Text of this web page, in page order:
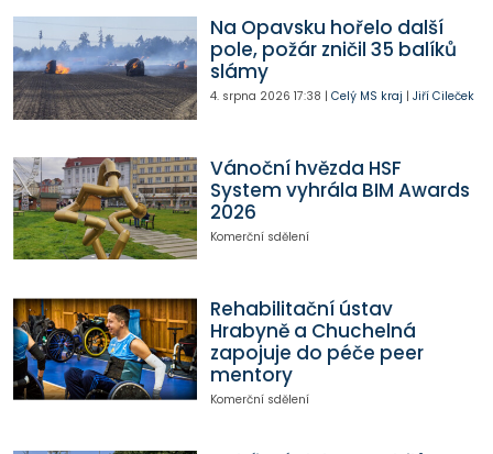
Na Opavsku hořelo další
pole, požár zničil 35 balíků
slámy
4. srpna 2026 17:38 | Celý MS kraj | Jiří Cileček
Vánoční hvězda HSF
System vyhrála BIM Awards
2026
Komerční sdělení
Rehabilitační ústav
Hrabyně a Chuchelná
zapojuje do péče peer
mentory
Komerční sdělení